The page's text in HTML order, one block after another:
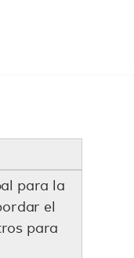
para la
el
para